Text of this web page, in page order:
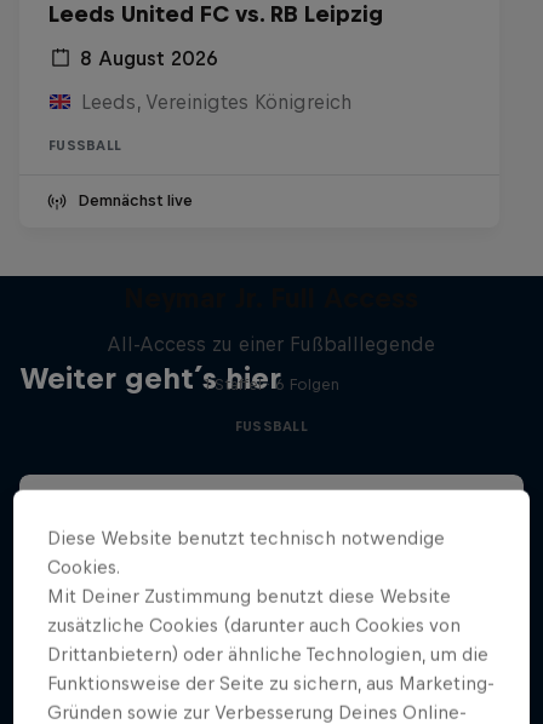
Leeds United FC vs. RB Leipzig
8 August 2026
Leeds, Vereinigtes Königreich
FUSSBALL
Demnächst live
Weiter geht´s hier
All-Access zu einer Fußballlegende
1 Staffel · 6 Folgen
FUSSBALL
Diese Website benutzt technisch notwendige
Cookies.
Mit Deiner Zustimmung benutzt diese Website
zusätzliche Cookies (darunter auch Cookies von
Drittanbietern) oder ähnliche Technologien, um die
Funktionsweise der Seite zu sichern, aus Marketing-
Gründen sowie zur Verbesserung Deines Online-